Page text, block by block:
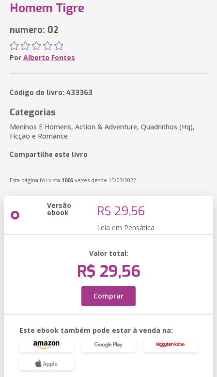
Homem Tigre
numero: 02
Por Alberto Fontes
Código do livro: 433363
Categorias
Meninos E Homens, Action & Adventure, Quadrinhos (Hq),
Ficção e Romance
Compartilhe este livro
Esta página foi vista 1005 vezes desde 15/03/2022
Versão
ebook R$ 29,56
Leia em Pensática
Valor total:
R$ 29,56
Comprar
Este ebook também pode estar à venda na: